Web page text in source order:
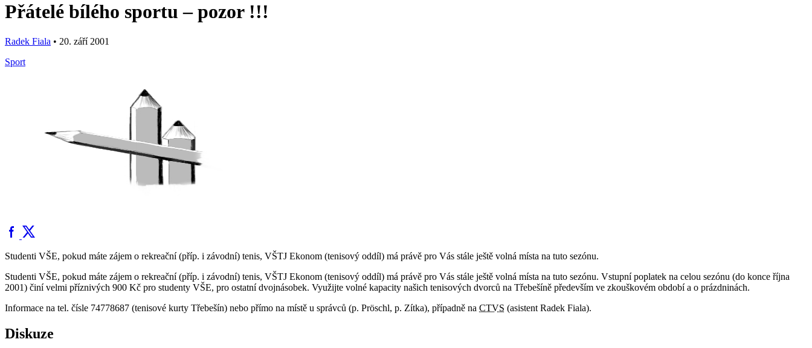
Přátelé bílého sportu – pozor !!!
Radek Fiala • 20. září 2001
Sport
Studenti VŠE, pokud máte zájem o rekreační (příp. i závodní) tenis, VŠTJ Ekonom (tenisový oddíl) má právě pro Vás stále ještě volná místa na tuto sezónu.
Studenti VŠE, pokud máte zájem o rekreační (příp. i závodní) tenis, VŠTJ Ekonom (tenisový oddíl) má právě pro Vás stále ještě volná místa na tuto sezónu. Vstupní poplatek na celou sezónu (do konce října
2001) činí velmi příznivých 900 Kč pro studenty VŠE, pro ostatní dvojnásobek. Využijte volné kapacity našich tenisových dvorců na Třebešíně především ve zkouškovém období a o prázdninách.
Informace na tel. čísle 74778687 (tenisové kurty Třebešín) nebo přímo na místě u správců (p. Pröschl, p. Zítka), případně na CTVS (asistent Radek Fiala).
Diskuze